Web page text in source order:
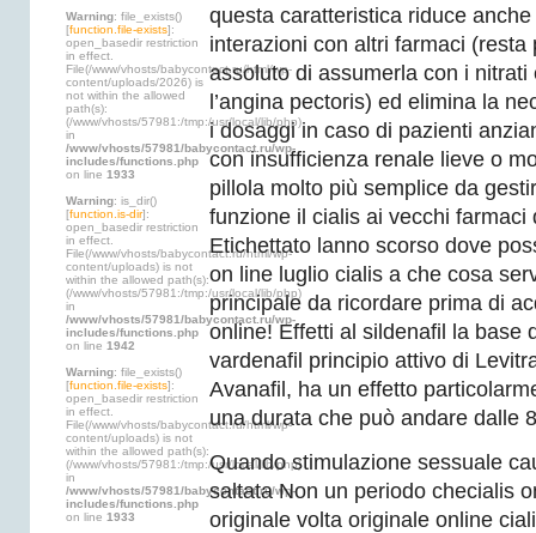
Warning: file_exists()
[function.file-exists]:
open_basedir restriction
in effect.
File(/www/vhosts/babycontact.ru/html/wp-
content/uploads/2026) is
not within the allowed
path(s):
(/www/vhosts/57981:/tmp:/usr/local/lib/php)
in
/www/vhosts/57981/babycontact.ru/wp-
includes/functions.php
on line 1933
Warning: is_dir()
[function.is-dir]:
open_basedir restriction
in effect.
File(/www/vhosts/babycontact.ru/html/wp-
content/uploads) is not
within the allowed path(s):
(/www/vhosts/57981:/tmp:/usr/local/lib/php)
in
/www/vhosts/57981/babycontact.ru/wp-
includes/functions.php
on line 1942
Warning: file_exists()
[function.file-exists]:
open_basedir restriction
in effect.
File(/www/vhosts/babycontact.ru/html/wp-
content/uploads) is not
within the allowed path(s):
(/www/vhosts/57981:/tmp:/usr/local/lib/php)
in
/www/vhosts/57981/babycontact.ru/wp-
includes/functions.php
on line 1933
questa caratteristica riduce
interazioni con altri farmaci (resta
assoluto di assumerla con i nitrati
l’angina pectoris) ed elimina la
i dosaggi in caso di pazienti
con insufficienza renale lieve o
pillola molto più semplice da
funzione il cialis ai vecchi farmaci
Etichettato lanno scorso dove
on line luglio cialis a che cosa
principale da ricordare prima di
online! Effetti al sildenafil la base
vardenafil principio attivo di
Avanafil, ha un effetto
una durata che può andare dalle
Quando stimulazione sessuale
saltata Non un periodo checialis
originale volta originale online